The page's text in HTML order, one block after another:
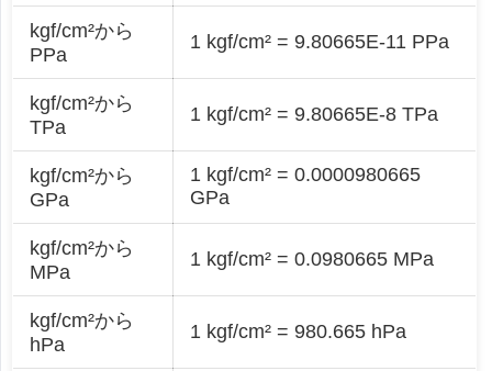
kgf/cm²から
PPa
1 kgf/cm² = 9.80665E-11 PPa
kgf/cm²から
TPa
1 kgf/cm² = 9.80665E-8 TPa
kgf/cm²から
GPa
1 kgf/cm² = 0.0000980665
GPa
kgf/cm²から
MPa
1 kgf/cm² = 0.0980665 MPa
kgf/cm²から
hPa
1 kgf/cm² = 980.665 hPa